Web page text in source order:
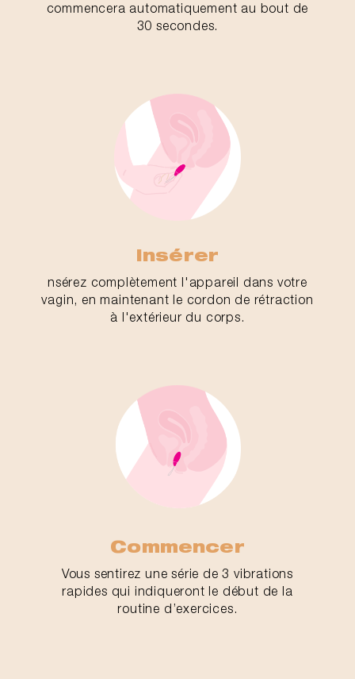
commencera automatiquement au bout de
30 secondes.
Insérer
nsérez complètement l'appareil dans votre
vagin, en maintenant le cordon de rétraction
à l'extérieur du corps.
Commencer
Vous sentirez une série de 3 vibrations
rapides qui indiqueront le début de la
routine d’exercices.